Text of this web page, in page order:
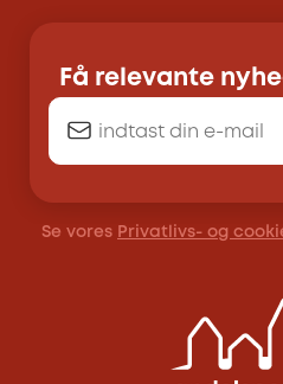
Få relevante
Se vores Privatlivs- og